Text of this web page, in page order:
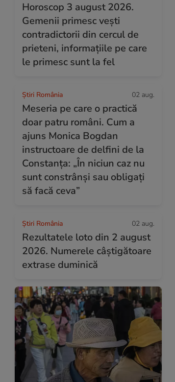
Horoscop 3 august 2026.
Gemenii primesc vești
contradictorii din cercul de
prieteni, informațiile pe care
le primesc sunt la fel
Știri România 02 aug.
Meseria pe care o practică
doar patru români. Cum a
ajuns Monica Bogdan
instructoare de delfini de la
Constanța: „În niciun caz nu
sunt constrânși sau obligați
să facă ceva”
Știri România 02 aug.
Rezultatele loto din 2 august
2026. Numerele câștigătoare
extrase duminică